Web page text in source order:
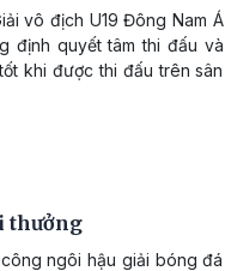
vô địch U19 Đông Nam Á
định quyết tâm thi đấu và
khi được thi đấu trên sân
thưởng
ngôi hậu giải bóng đá